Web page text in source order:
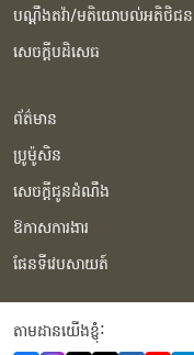
បណ្ដឹងតវ៉ា/មតិយោបល់អតិថិជន
សេចក្ដីបដិសេធ
ព័ត៌មាន
ប្រូម៉ូសិន
សេចក្ដីជូនដំណឹង
ឱកាសការងារ
ផែនទីវេបសាយត៍
តាមដានយើងខ្ញុំំ: